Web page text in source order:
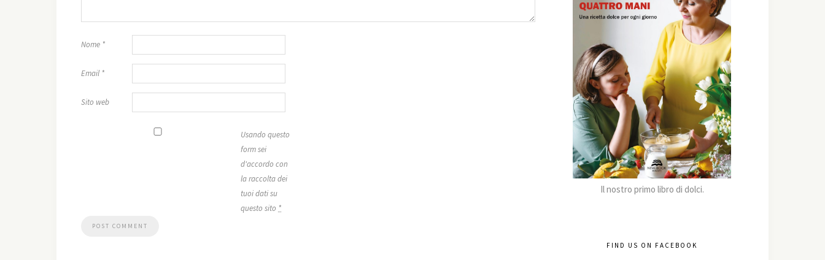
Nome *
Email *
Sito web
Usando questo
form sei
d'accordo con
la raccolta dei
tuoi dati su
questo sito *
Il nostro primo libro di dolci.
FIND US ON FACEBOOK